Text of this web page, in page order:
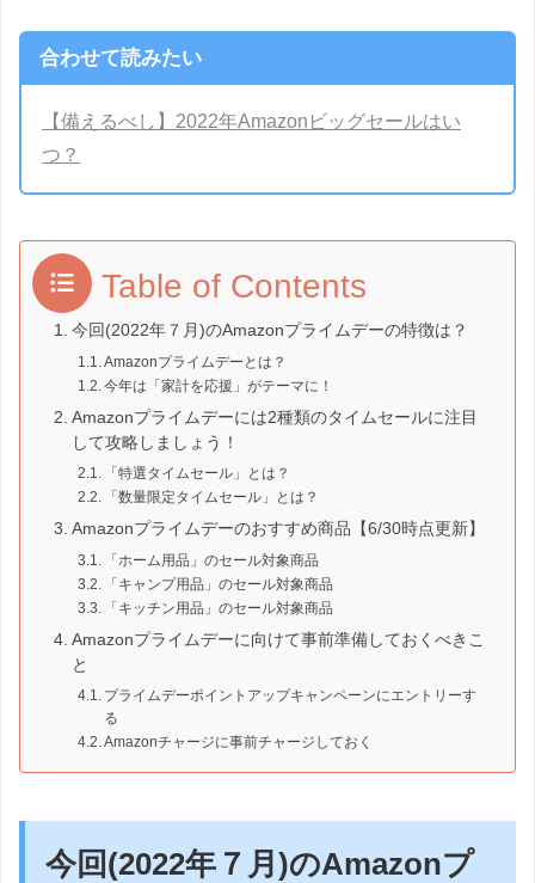
合わせて読みたい
【備えるべし】2022年Amazonビッグセールはい
つ？
Table of Contents
今回(2022年７月)のAmazonプライムデーの特徴は？
Amazonプライムデーとは？
今年は「家計を応援」がテーマに！
Amazonプライムデーには2種類のタイムセールに注目
して攻略しましょう！
「特選タイムセール」とは？
「数量限定タイムセール」とは？
Amazonプライムデーのおすすめ商品【6/30時点更新】
「ホーム用品」のセール対象商品
「キャンプ用品」のセール対象商品
「キッチン用品」のセール対象商品
Amazonプライムデーに向けて事前準備しておくべきこ
と
プライムデーポイントアップキャンペーンにエントリーす
る
Amazonチャージに事前チャージしておく
今回(2022年７月)のAmazonプ